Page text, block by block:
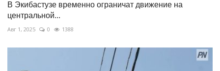
В Экибастузе временно ограничат движение на
центральной...
Авг 1, 2025 0 1388